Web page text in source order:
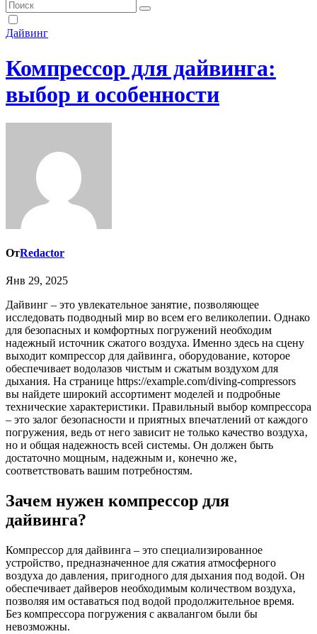
Дайвинг
Компрессор для дайвинга:
выбор и особенности
ОтRedactor
Янв 29, 2025
Дайвинг – это увлекательное занятие‚ позволяющее
исследовать подводный мир во всем его великолепии. Однако
для безопасных и комфортных погружений необходим
надежный источник сжатого воздуха. Именно здесь на сцену
выходит компрессор для дайвинга‚ оборудование‚ которое
обеспечивает водолазов чистым и сжатым воздухом для
дыхания. На странице https://example.com/diving-compressors
вы найдете широкий ассортимент моделей и подробные
технические характеристики. Правильный выбор компрессора
– это залог безопасности и приятных впечатлений от каждого
погружения‚ ведь от него зависит не только качество воздуха‚
но и общая надежность всей системы. Он должен быть
достаточно мощным‚ надежным и‚ конечно же‚
соответствовать вашим потребностям.
Зачем нужен компрессор для
дайвинга?
Компрессор для дайвинга – это специализированное
устройство‚ предназначенное для сжатия атмосферного
воздуха до давления‚ пригодного для дыхания под водой. Он
обеспечивает дайверов необходимым количеством воздуха‚
позволяя им оставаться под водой продолжительное время.
Без компрессора погружения с аквалангом были бы
невозможны.